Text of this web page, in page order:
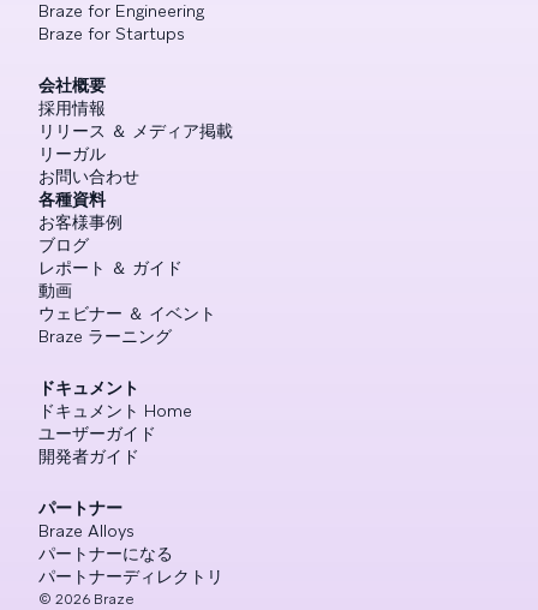
Braze for Engineering
Braze for Startups
会社概要
採用情報
リリース ＆ メディア掲載
リーガル
お問い合わせ
各種資料
お客様事例
ブログ
レポート ＆ ガイド
動画
ウェビナー ＆ イベント
Braze ラーニング
ドキュメント
ドキュメント Home
ユーザーガイド
開発者ガイド
パートナー
Braze Alloys
パートナーになる
パートナーディレクトリ
© 2026 Braze